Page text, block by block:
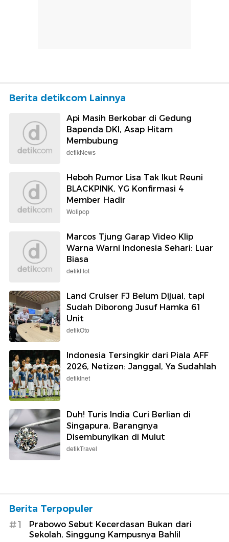
Berita detikcom Lainnya
Api Masih Berkobar di Gedung
Bapenda DKI, Asap Hitam
Membubung
detikNews
Heboh Rumor Lisa Tak Ikut Reuni
BLACKPINK, YG Konfirmasi 4
Member Hadir
Wolipop
Marcos Tjung Garap Video Klip
Warna Warni Indonesia Sehari: Luar
Biasa
detikHot
Land Cruiser FJ Belum Dijual, tapi
Sudah Diborong Jusuf Hamka 61
Unit
detikOto
Indonesia Tersingkir dari Piala AFF
2026, Netizen: Janggal, Ya Sudahlah
detikInet
Duh! Turis India Curi Berlian di
Singapura, Barangnya
Disembunyikan di Mulut
detikTravel
Berita Terpopuler
#1
Prabowo Sebut Kecerdasan Bukan dari
Sekolah, Singgung Kampusnya Bahlil